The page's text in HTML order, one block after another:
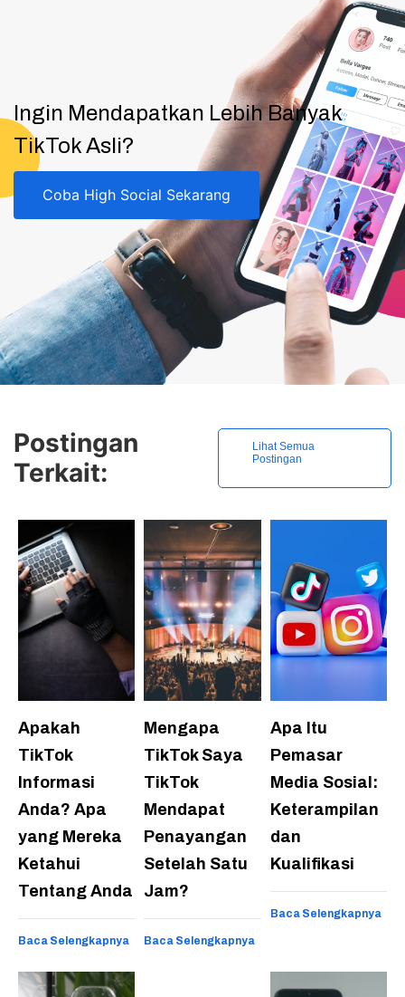
Ingin Mendapatkan Lebih Banyak
TikTok Asli?
Coba High Social Sekarang
Postingan
Terkait:
Lihat Semua
Postingan
Apakah
TikTok
Informasi
Anda? Apa
yang Mereka
Ketahui
Tentang Anda
Baca Selengkapnya
Mengapa
TikTok Saya
TikTok
Mendapat
Penayangan
Setelah Satu
Jam?
Baca Selengkapnya
Apa Itu
Pemasar
Media Sosial:
Keterampilan
dan
Kualifikasi
Baca Selengkapnya